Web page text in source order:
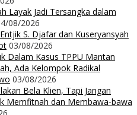
Layak Jadi Tersangka dalam
08/2026
S. Djafar dan Kuseryansyah
03/08/2026
Dalam Kasus TPPU Mantan
Ada Kelompok Radikal
03/08/2026
Bela Klien, Tapi Jangan
Memfitnah dan Membawa-bawa